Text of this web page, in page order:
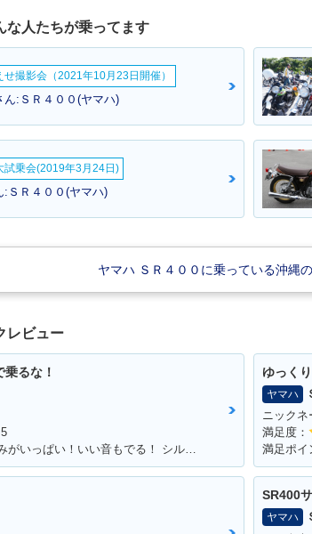
niversary Edition・特
別・限定仕様
2012年
チェンジ
ジ
チェンジ
ーチェンジ
な人たちが乗ってます
せ撮影会（2021年10月23日開催）
ん:ＳＲ４００(ヤマハ)
試乗会(2019年3月24日)
:ＳＲ４００(ヤマハ)
ヤマハ ＳＲ４００に乗っている沖縄
レビュー
るな！
満足ポイント:カスタムする楽しみがいっぱい！いい音もでる！ シルバーの洗濯ばさみがこだわりポイントです
ゆっく
ヤマハ
ニックネ
満足度：
SR400
ヤマハ